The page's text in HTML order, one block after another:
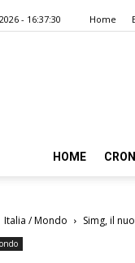
- 16:37:30 Home
HOME
Italia / Mondo Simg, il